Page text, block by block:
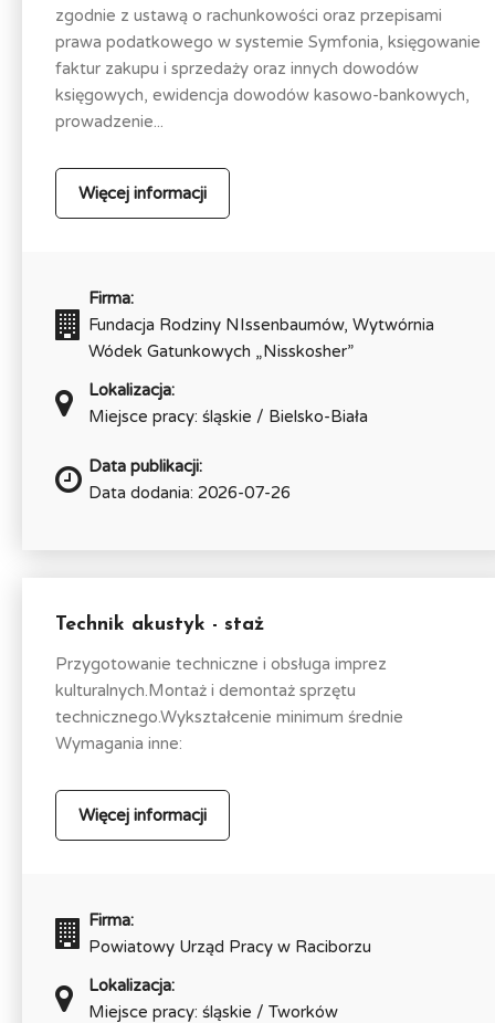
zgodnie z ustawą o rachunkowości oraz przepisami
prawa podatkowego w systemie Symfonia, księgowanie
faktur zakupu i sprzedaży oraz innych dowodów
księgowych, ewidencja dowodów kasowo-bankowych,
prowadzenie...
Więcej informacji
Firma:
Fundacja Rodziny NIssenbaumów, Wytwórnia
Wódek Gatunkowych „Nisskosher”
Lokalizacja:
Miejsce pracy: śląskie / Bielsko-Biała
Data publikacji:
Data dodania: 2026-07-26
Technik akustyk - staż
Przygotowanie techniczne i obsługa imprez
kulturalnych.Montaż i demontaż sprzętu
technicznego.Wykształcenie minimum średnie
Wymagania inne:
Więcej informacji
Firma:
Powiatowy Urząd Pracy w Raciborzu
Lokalizacja:
Miejsce pracy: śląskie / Tworków